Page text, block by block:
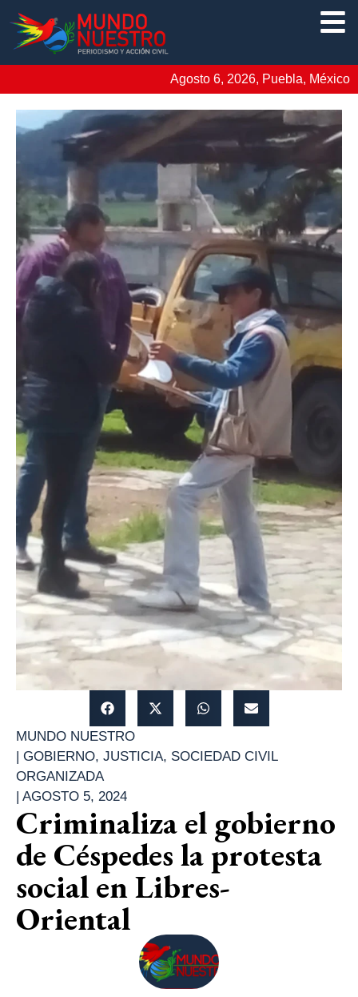
Agosto 6, 2026, Puebla, México
MUNDO NUESTRO
GOBIERNO, JUSTICIA, SOCIEDAD CIVIL
ORGANIZADA
AGOSTO 5, 2024
Criminaliza el gobierno
de Céspedes la protesta
social en Libres-
Oriental